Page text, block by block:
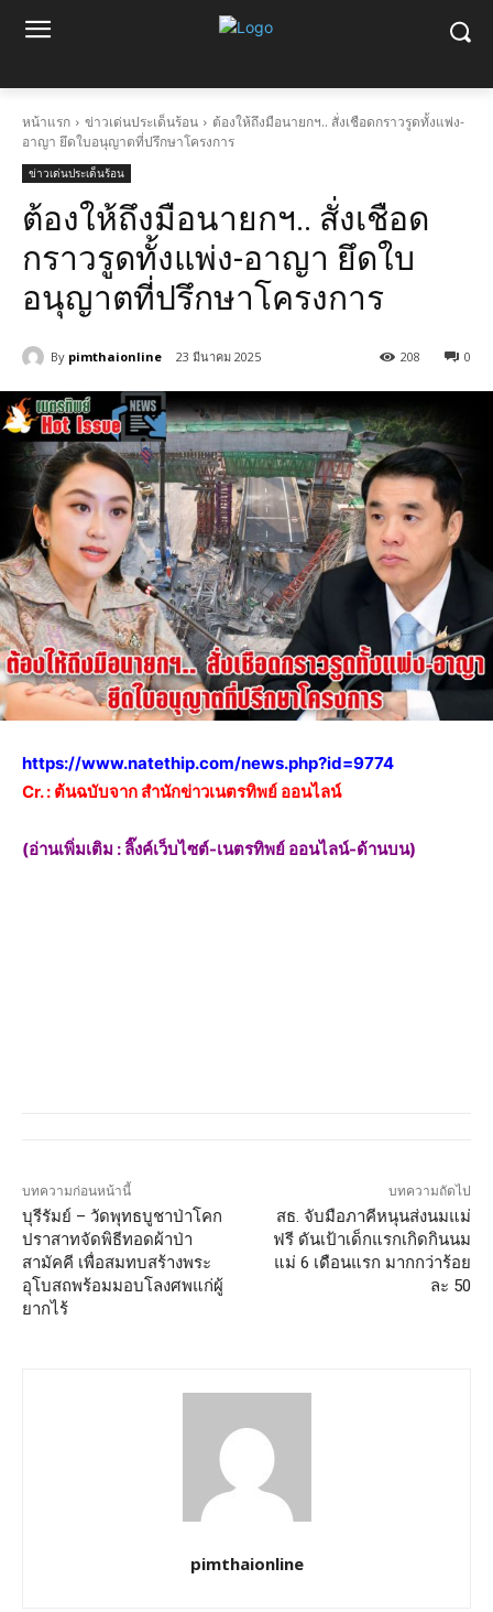
หน้าแรก ข่าวเด่นประเด็นร้อน
ต้องให้ถึงมือนายกฯ.. สั่งเชือดกราวรูดทั้งแพ่ง-
อาญา ยึดใบอนุญาตที่ปรึกษาโครงการ
ข่าวเด่นประเด็นร้อน
ต้องให้ถึงมือนายกฯ.. สั่งเชือด
กราวรูดทั้งแพ่ง-อาญา ยึดใบ
อนุญาตที่ปรึกษาโครงการ
By pimthaionline 23 มีนาคม 2025 0
208
https://www.natethip.com/news.php?id=9774
Cr. : ต้นฉบับจาก สำนักข่าวเนตรทิพย์ ออนไลน์
(อ่านเพิ่มเติม : ลิ๊งค์เว็บไซต์-เนตรทิพย์ ออนไลน์-ด้านบน)
บทความก่อนหน้านี้
บุรีรัมย์ – วัดพุทธบูชาป่าโคก
ปราสาทจัดพิธีทอดผ้าป่า
สามัคคี เพื่อสมทบสร้างพระ
อุโบสถพร้อมมอบโลงศพแก่ผู้
ยากไร้
บทความถัดไป
สธ. จับมือภาคีหนุนส่งนมแม่
ฟรี ดันเป้าเด็กแรกเกิดกินนม
แม่ 6 เดือนแรก มากกว่าร้อย
ละ 50
pimthaionline